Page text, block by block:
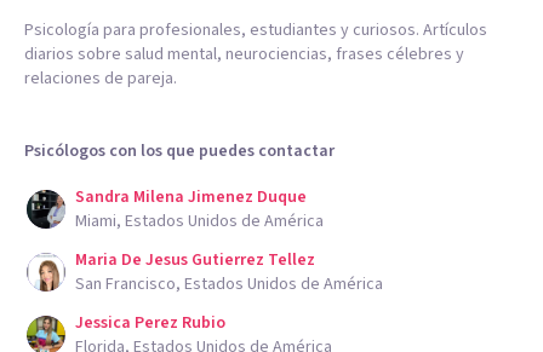
Psicología para profesionales, estudiantes y curiosos. Artículos
diarios sobre salud mental, neurociencias, frases célebres y
relaciones de pareja.
Psicólogos con los que puedes contactar
Sandra Milena Jimenez Duque
Miami, Estados Unidos de América
Maria De Jesus Gutierrez Tellez
San Francisco, Estados Unidos de América
Jessica Perez Rubio
Florida, Estados Unidos de América